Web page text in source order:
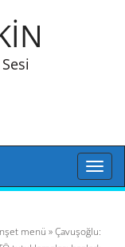
Toggle
menü » Çavuşoğlu: